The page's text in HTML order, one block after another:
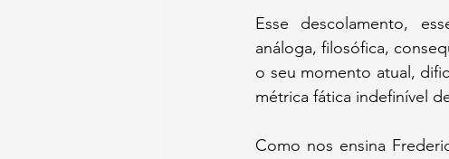
Esse descolamento,
análoga, filosófica,
o seu momento atual,
métrica fática indefinível
Como nos ensina